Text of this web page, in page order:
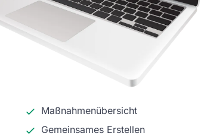
Maßnahmenübersicht
Gemeinsames Erstellen